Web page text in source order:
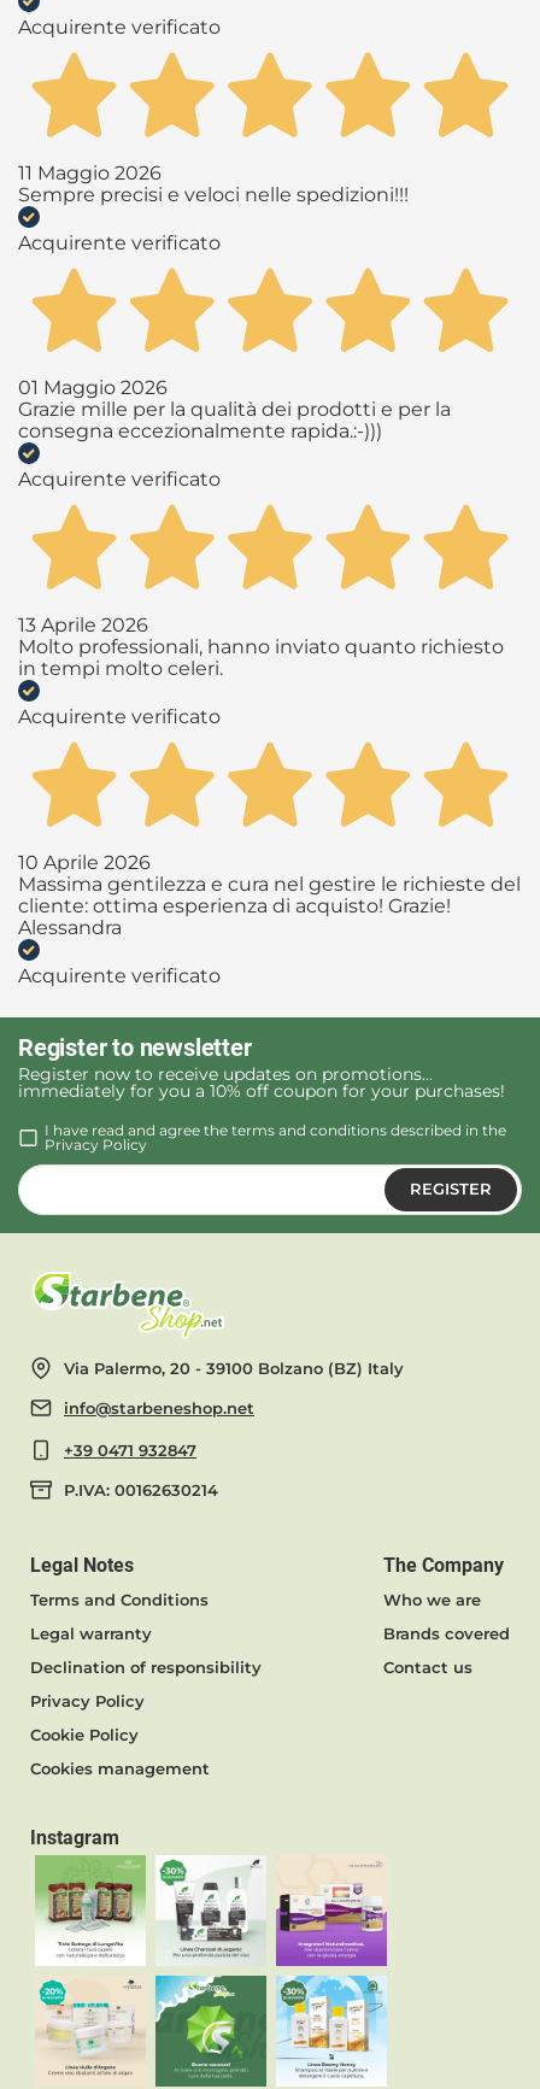
Acquirente verificato
11 Maggio 2026
Sempre precisi e veloci nelle spedizioni!!!
Acquirente verificato
01 Maggio 2026
Grazie mille per la qualità dei prodotti e per la
consegna eccezionalmente rapida.:-)))
Acquirente verificato
13 Aprile 2026
Molto professionali, hanno inviato quanto richiesto
in tempi molto celeri.
Acquirente verificato
10 Aprile 2026
Massima gentilezza e cura nel gestire le richieste del
cliente: ottima esperienza di acquisto! Grazie!
Alessandra
Acquirente verificato
Register to newsletter
Register now to receive updates on promotions...
immediately for you a 10% off coupon for your purchases!
I have read and agree the terms and conditions described in the
Privacy Policy
REGISTER
Via Palermo, 20 - 39100 Bolzano (BZ) Italy
info@starbeneshop.net
+39 0471 932847
P.IVA: 00162630214
Legal Notes
Terms and Conditions
Legal warranty
Declination of responsibility
Privacy Policy
Cookie Policy
Cookies management
The Company
Who we are
Brands covered
Contact us
Instagram